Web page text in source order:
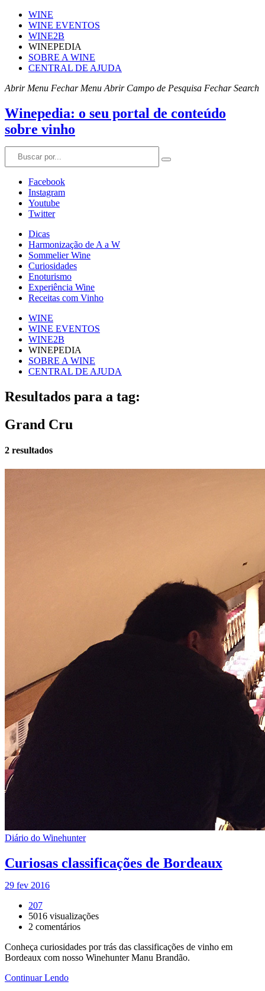
WINE
WINE EVENTOS
WINE2B
WINEPEDIA
SOBRE A WINE
CENTRAL DE AJUDA
Abrir Menu Fechar Menu Abrir Campo de Pesquisa Fechar Search
Winepedia: o seu portal de conteúdo
sobre vinho
Facebook
Instagram
Youtube
Twitter
Dicas
Harmonização de A a W
Sommelier Wine
Curiosidades
Enoturismo
Experiência Wine
Receitas com Vinho
WINE
WINE EVENTOS
WINE2B
WINEPEDIA
SOBRE A WINE
CENTRAL DE AJUDA
Resultados para a tag:
Grand Cru
2 resultados
Diário do Winehunter
Curiosas classificações de Bordeaux
29 fev 2016
207
5016 visualizações
2 comentários
Conheça curiosidades por trás das classificações de vinho em
Bordeaux com nosso Winehunter Manu Brandão.
Continuar Lendo